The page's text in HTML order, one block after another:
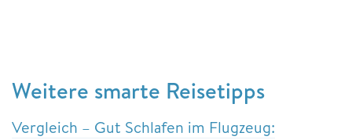
Weitere smarte Reisetipps
Vergleich – Gut Schlafen im Flugzeug: